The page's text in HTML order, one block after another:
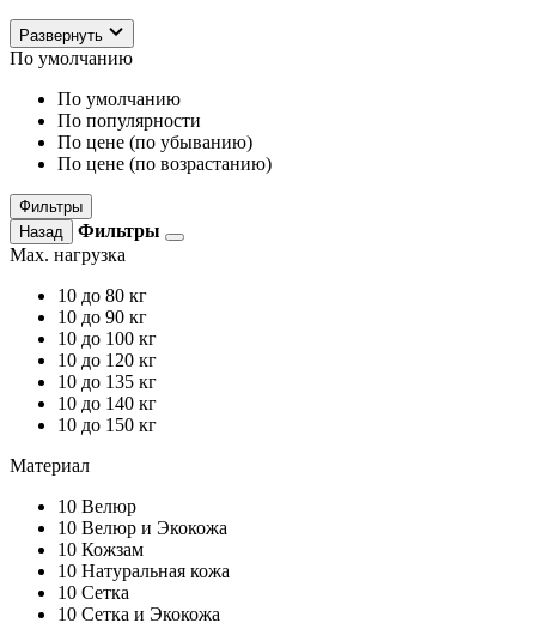
Развернуть
По умолчанию
По умолчанию
По популярности
По цене (по убыванию)
По цене (по возрастанию)
Фильтры
Назад
Фильтры
Max. нагрузка
10 до 80 кг
10 до 90 кг
10 до 100 кг
10 до 120 кг
10 до 135 кг
10 до 140 кг
10 до 150 кг
Материал
10 Велюр
10 Велюр и Экокожа
10 Кожзам
10 Натуральная кожа
10 Сетка
10 Сетка и Экокожа